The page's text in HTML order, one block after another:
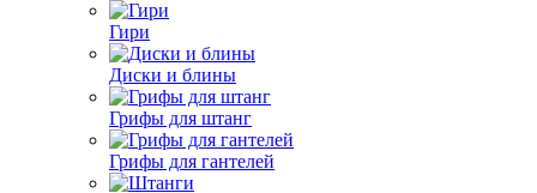
Гири
Диски и блины
Грифы для штанг
Грифы для гантелей